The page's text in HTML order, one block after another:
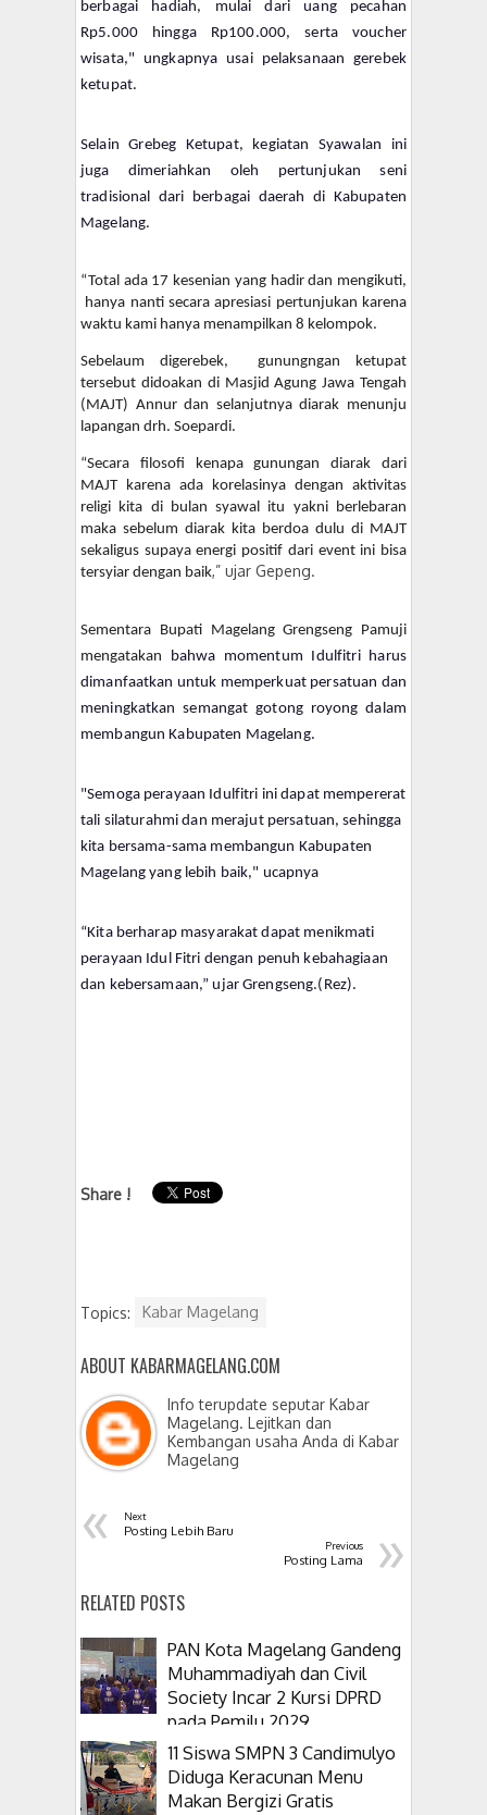
berbagai hadiah, mulai dari uang pecahan
Rp5.000 hingga Rp100.000, serta voucher
wisata," ungkapnya usai pelaksanaan gerebek
ketupat.
Selain Grebeg Ketupat, kegiatan Syawalan ini
juga dimeriahkan oleh pertunjukan seni
tradisional dari berbagai daerah di Kabupaten
Magelang.
“Total ada 17 kesenian yang hadir dan mengikuti,
hanya nanti secara apresiasi pertunjukan karena
waktu kami hanya menampilkan 8 kelompok.
Sebelaum digerebek,
gunungngan ketupat
tersebut didoakan di Masjid Agung Jawa Tengah
(MAJT) Annur dan selanjutnya diarak menunju
lapangan drh. Soepardi.
“Secara filosofi kenapa gunungan diarak dari
MAJT karena ada korelasinya dengan aktivitas
religi kita di bulan syawal itu yakni berlebaran
maka sebelum diarak kita berdoa dulu di MAJT
sekaligus supaya energi positif dari event ini bisa
tersyiar dengan baik,” ujar Gepeng.
Sementara Bupati Magelang Grengseng Pamuji
mengatakan bahwa momentum Idulfitri harus
dimanfaatkan untuk memperkuat persatuan dan
meningkatkan semangat gotong royong dalam
membangun Kabupaten Magelang.
"Semoga perayaan Idulfitri ini dapat mempererat
tali silaturahmi dan merajut persatuan, sehingga
kita bersama-sama membangun Kabupaten
Magelang yang lebih baik," ucapnya
“Kita berharap masyarakat dapat menikmati
perayaan Idul Fitri dengan penuh kebahagiaan
dan kebersamaan,” ujar Grengseng.(Rez).
Share !
Topics: Kabar Magelang
ABOUT KABARMAGELANG.COM
Info terupdate seputar Kabar
Magelang. Lejitkan dan
Kembangan usaha Anda di Kabar
Magelang
« Next
Posting Lebih Baru »
Previous
Posting Lama
RELATED POSTS
PAN Kota Magelang Gandeng
Muhammadiyah dan Civil
Society Incar 2 Kursi DPRD
pada Pemilu 2029
11 Siswa SMPN 3 Candimulyo
Diduga Keracunan Menu
Makan Bergizi Gratis